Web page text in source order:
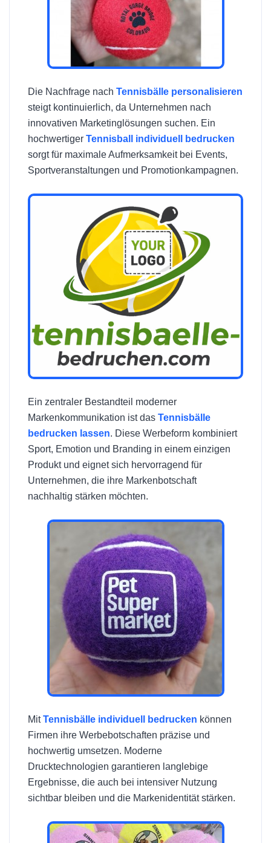
Die Nachfrage nach Tennisbälle personalisieren
steigt kontinuierlich, da Unternehmen nach
innovativen Marketinglösungen suchen. Ein
hochwertiger Tennisball individuell bedrucken
sorgt für maximale Aufmerksamkeit bei Events,
Sportveranstaltungen und Promotionkampagnen.
Ein zentraler Bestandteil moderner
Markenkommunikation ist das Tennisbälle
bedrucken lassen. Diese Werbeform kombiniert
Sport, Emotion und Branding in einem einzigen
Produkt und eignet sich hervorragend für
Unternehmen, die ihre Markenbotschaft
nachhaltig stärken möchten.
MitTennisbälle individuell bedrucken können
Firmen ihre Werbebotschaften präzise und
hochwertig umsetzen. Moderne
Drucktechnologien garantieren langlebige
Ergebnisse, die auch bei intensiver Nutzung
sichtbar bleiben und die Markenidentität stärken.